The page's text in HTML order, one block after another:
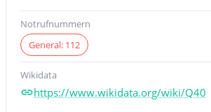
Notrufnummern
General: 112
Wikidata
https://www.wikidata.org/wiki/Q40